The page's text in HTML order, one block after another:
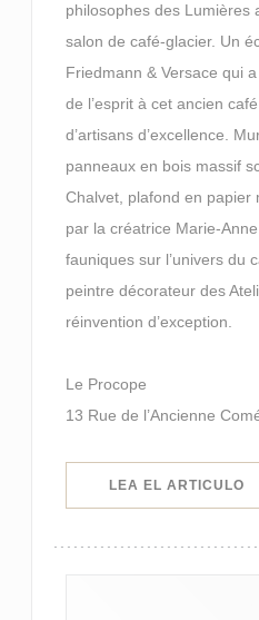
philosophes des Lumières
salon de café-glacier. Un
Friedmann & Versace qui
de l’esprit à cet ancien
d’artisans d’excellence.
panneaux en bois massif
Chalvet, plafond en papier
par la créatrice Marie-
fauniques sur l’univers du
peintre décorateur des
réinvention d’exception.
Le Procope
13 Rue de l’Ancienne
LEA EL ARTICULO